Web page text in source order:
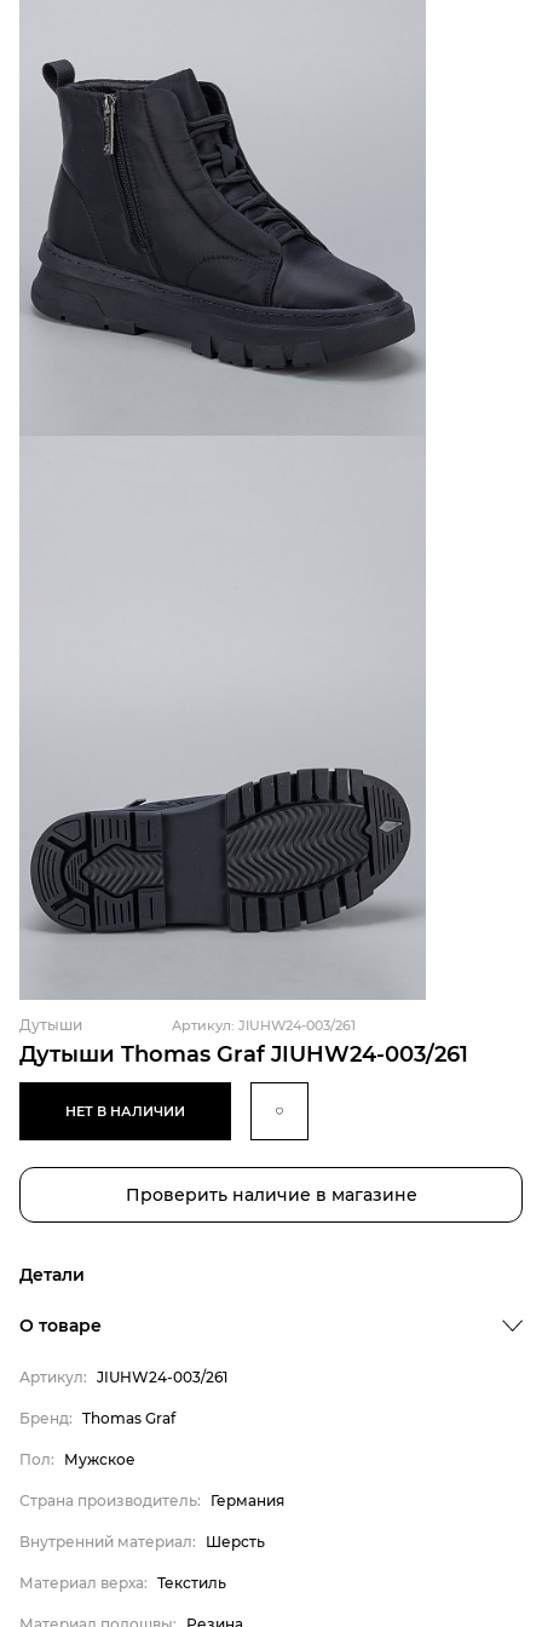
Дутыши Thomas Graf JIUHW24-003/261
Дутыши Артикул: JIUHW24-003/261
НЕТ В НАЛИЧИИ
Проверить наличие в магазине
Детали
Страна производитель
Внутренний материал
Материал верха
Материал подошвы
Материал стельки
О товаре
Артикул: JIUHW24-003/261
Бренд: Thomas Graf
Пол: Мужское
Страна производитель: Германия
Внутренний материал: Шерсть
Материал верха: Текстиль